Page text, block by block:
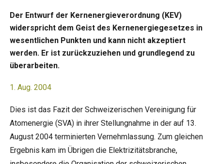
Der Entwurf der Kernenergieverordnung (KEV)
widerspricht dem Geist des Kernenergiegesetzes in
wesentlichen Punkten und kann nicht akzeptiert
werden. Er ist zurückzuziehen und grundlegend zu
überarbeiten.
1. Aug. 2004
Dies ist das Fazit der Schweizerischen Vereinigung für
Atomenergie (SVA) in ihrer Stellungnahme in der auf 13.
August 2004 terminierten Vernehmlassung. Zum gleichen
Ergebnis kam im Übrigen die Elektrizitätsbranche,